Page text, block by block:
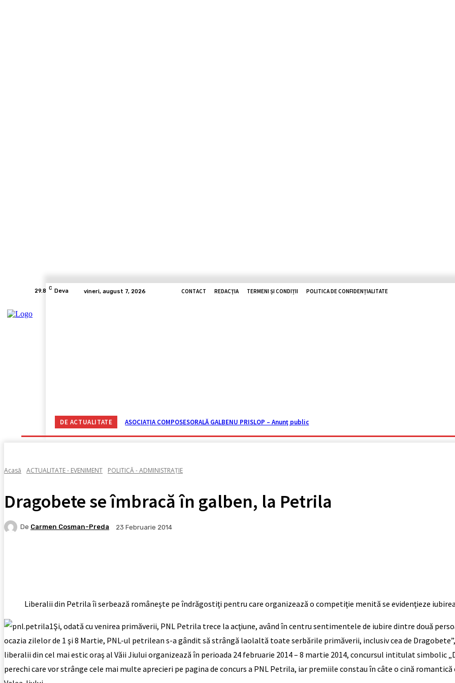
29.8 C Deva vineri, august 7, 2026 CONTACT REDACŢIA TERMENI ȘI CONDIȚII POLITICA DE CONFIDENȚIALITATE
DE ACTUALITATE ASOCIAȚIA COMPOSESORALĂ GALBENU PRISLOP – Anunţ public
Acasă ACTUALITATE - EVENIMENT POLITICĂ - ADMINISTRAȚIE
Dragobete se îmbracă în galben, la Petrila
De Carmen Cosman-Preda 23 Februarie 2014
Liberalii din Petrila îi serbează româneşte pe îndrăgostiţi pentru care organizează o competiţie menită se evidenţieze
Şi, odată cu venirea primăverii, PNL Petrila trece la acţiune, având în centru sentimentele de iubire dintre două
ocazia zilelor de 1 şi 8 Martie, PNL-ul petrilean s-a gândit să strângă laolaltă toate serbările primăverii, inclusiv cea de
liberalii din cel mai estic oraş al Văii Jiului organizează în perioada 24 februarie 2014 – 8 martie 2014, concursul intitulat simbolic
perechi care vor strânge cele mai multe aprecieri pe pagina de concurs a PNL Petrila, iar premiile constau în câte o cină